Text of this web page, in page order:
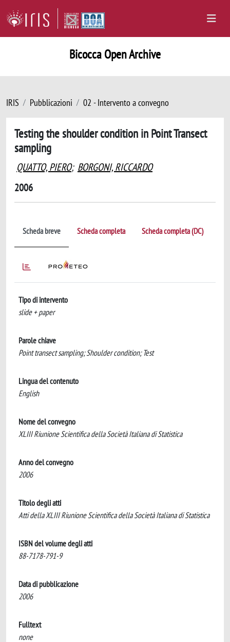
Bicocca Open Archive
IRIS Pubblicazioni 02 - Intervento a convegno
Testing the shoulder condition in Point Transect
sampling
QUATTO, PIERO; BORGONI, RICCARDO
2006
Scheda breve Scheda completa Scheda completa (DC)
Tipo di intervento
slide + paper
Parole chiave
Point transect sampling; Shoulder condition; Test
Lingua del contenuto
English
Nome del convegno
XLIII Riunione Scientifica della Società Italiana di Statistica
Anno del convegno
2006
Titolo degli atti
Atti della XLIII Riunione Scientifica della Società Italiana di Statistica
ISBN del volume degli atti
88-7178-791-9
Data di pubblicazione
2006
Fulltext
none